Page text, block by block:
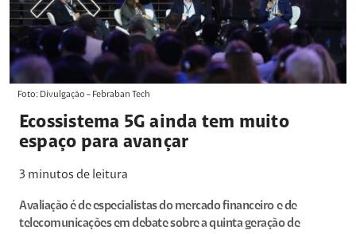
Foto: Divulgação – Febraban Tech
Ecossistema 5G ainda tem muito
espaço para avançar
3 minutos de leitura
Avaliação é de especialistas do mercado financeiro e de
telecomunicações em debate sobre a quinta geração de